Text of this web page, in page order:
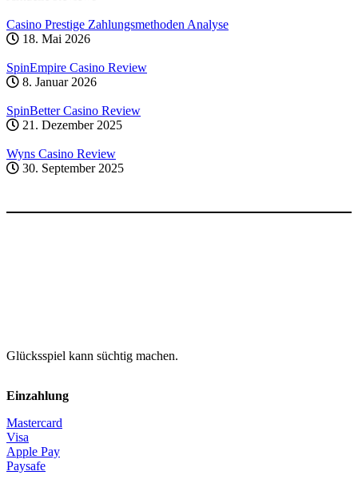
Casino Prestige Zahlungsmethoden Analyse
18. Mai 2026
SpinEmpire Casino Review
8. Januar 2026
SpinBetter Casino Review
21. Dezember 2025
Wyns Casino Review
30. September 2025
Glücksspiel kann süchtig machen.
Einzahlung
Mastercard
Visa
Apple Pay
Paysafe